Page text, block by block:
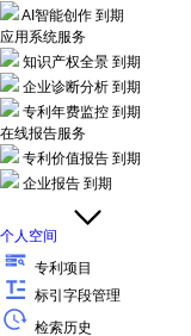
AI智能创作 到期
应用系统服务
知识产权全景 到期
企业诊断分析 到期
专利年费监控 到期
在线报告服务
专利价值报告 到期
企业报告 到期
个人空间
专利项目
标引字段管理
检索历史